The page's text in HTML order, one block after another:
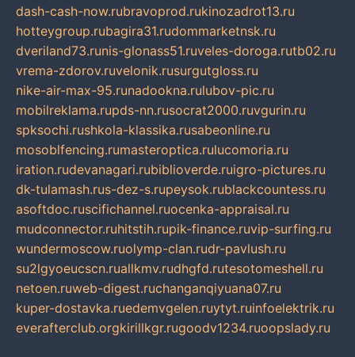
dash-cash-now.rubravoprod.rukinozadrot13.ru
hotteygroup.rubagira31.rudommarketnsk.ru
dveriland73.runis-glonass51.ruveles-doroga.rutb02.ru
vrema-zdorov.ruvelonik.rusurgutgloss.ru
nike-air-max-95.runadookna.rulubov-pic.ru
mobilreklama.rupds-nn.rusocrat2000.ruvgurin.ru
spksochi.rushkola-klassika.rusabeonline.ru
mosoblfencing.rumasteroptica.rulucomoria.ru
iration.rudevanagari.rubiblioverde.ruigro-pictures.ru
dk-tulamash.rus-dez-s.rupeysok.rublackcountess.ru
asoftdoc.ruscifichannel.ruocenka-appraisal.ru
mudconnector.ruhitstih.rupik-finance.ruvip-surfing.ru
wundermoscow.ruolymp-clan.rudr-pavlush.ru
su2lgyoeucscn.ruallkmv.rudhgfd.rutesotomeshell.ru
netoen.ruweb-digest.ruchanganqiyuana07.ru
kuper-dostavka.ruedemvgelen.ruytyt.ruinfoelektrik.ru
everafterclub.orgkirillkgr.rugoodv1234.ruoopslady.ru